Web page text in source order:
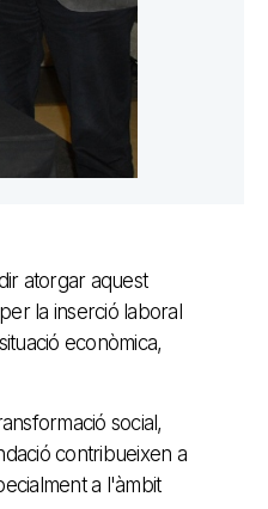
atorgar aquest
la inserció laboral
econòmica,
social,
contribueixen a
a l'àmbit